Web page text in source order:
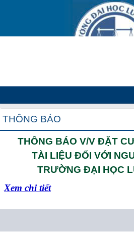
THÔNG BÁO
THÔNG BÁO V/V ĐẶT
TÀI LIỆU ĐỐI VỚI
TRƯỜNG ĐẠI HỌC
Xem chi tiết